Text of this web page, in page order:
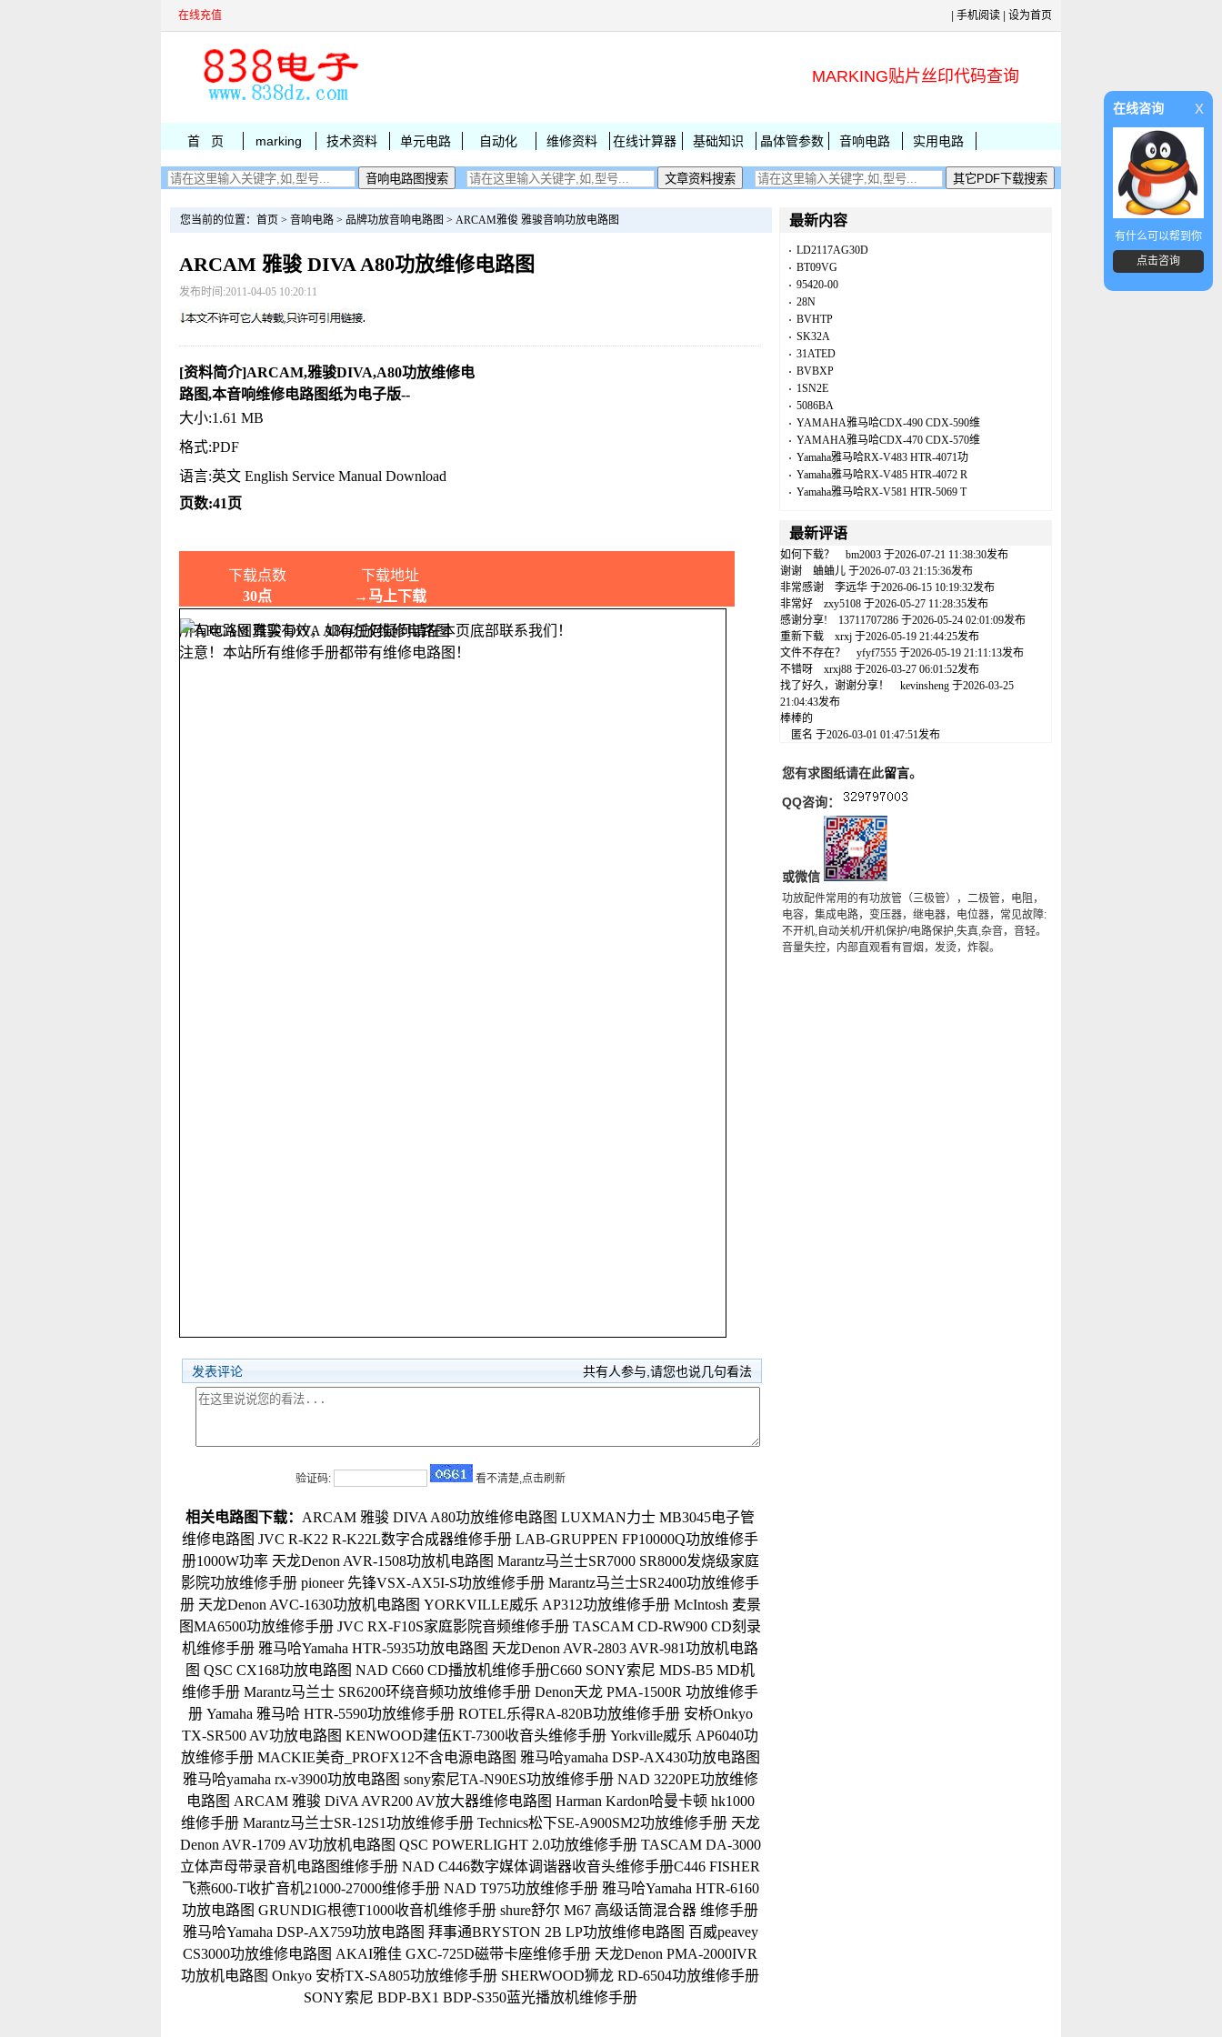
在线充值 手机阅读 设为首页
MARKING贴片丝印代码查询
首 页 marking 技术资料 单元电路 自动化 维修资料 在线计算器 基础知识 晶体管参数 音响电路 实用电路
您当前的位置： 首页 > 音响电路 > 品牌功放音响电路图 > ARCAM雅俊 雅骏音响功放电路图
ARCAM 雅骏 DIVA A80功放维修电路图
发布时间:2011-04-05 10:20:11
[资料简介]ARCAM,雅骏DIVA,A80功放维修电
路图,本音响维修电路图纸为电子版--
大小:1.61 MB
格式:PDF
语言:英文 English Service Manual Download
页数:41页
下载点数
下载地址
30点
→马上下载
所有电路图真实有效，如有任何疑问请在本页底部联系我们！
注意！本站所有维修手册都带有维修电路图！
发表评论 共有人参与,请您也说几句看法
验证码: 看不清楚,点击刷新
相关电路图下载： ARCAM 雅骏 DIVA A80功放维修电路图 LUXMAN力士 MB3045电子管
维修电路图 JVC R-K22 R-K22L数字合成器维修手册 LAB-GRUPPEN FP10000Q功放维修手
册1000W功率 天龙Denon AVR-1508功放机电路图 Marantz马兰士SR7000 SR8000发烧级家庭
影院功放维修手册 pioneer 先锋VSX-AX5I-S功放维修手册 Marantz马兰士SR2400功放维修手
册 天龙Denon AVC-1630功放机电路图 YORKVILLE威乐 AP312功放维修手册 McIntosh 麦景
图MA6500功放维修手册 JVC RX-F10S家庭影院音频维修手册 TASCAM CD-RW900 CD刻录
机维修手册 雅马哈Yamaha HTR-5935功放电路图 天龙Denon AVR-2803 AVR-981功放机电路
图 QSC CX168功放电路图 NAD C660 CD播放机维修手册C660 SONY索尼 MDS-B5 MD机
维修手册 Marantz马兰士 SR6200环绕音频功放维修手册 Denon天龙 PMA-1500R 功放维修手
册 Yamaha 雅马哈 HTR-5590功放维修手册 ROTEL乐得RA-820B功放维修手册 安桥Onkyo
TX-SR500 AV功放电路图 KENWOOD建伍KT-7300收音头维修手册 Yorkville威乐 AP6040功
放维修手册 MACKIE美奇_PROFX12不含电源电路图 雅马哈yamaha DSP-AX430功放电路图
雅马哈yamaha rx-v3900功放电路图 sony索尼TA-N90ES功放维修手册 NAD 3220PE功放维修
电路图 ARCAM 雅骏 DiVA AVR200 AV放大器维修电路图 Harman Kardon哈曼卡顿 hk1000
维修手册 Marantz马兰士SR-12S1功放维修手册 Technics松下SE-A900SM2功放维修手册 天龙
Denon AVR-1709 AV功放机电路图 QSC POWERLIGHT 2.0功放维修手册 TASCAM DA-3000
立体声母带录音机电路图维修手册 NAD C446数字媒体调谐器收音头维修手册C446 FISHER
飞燕600-T收扩音机21000-27000维修手册 NAD T975功放维修手册 雅马哈Yamaha HTR-6160
功放电路图 GRUNDIG根德T1000收音机维修手册 shure舒尔 M67 高级话筒混合器 维修手册
雅马哈Yamaha DSP-AX759功放电路图 拜事通BRYSTON 2B LP功放维修电路图 百威peavey
CS3000功放维修电路图 AKAI雅佳 GXC-725D磁带卡座维修手册 天龙Denon PMA-2000IVR
功放机电路图 Onkyo 安桥TX-SA805功放维修手册 SHERWOOD狮龙 RD-6504功放维修手册
SONY索尼 BDP-BX1 BDP-S350蓝光播放机维修手册
最新内容
LD2117AG30D
BT09VG
95420-00
28N
BVHTP
SK32A
31ATED
BVBXP
1SN2E
5086BA
YAMAHA雅马哈CDX-490 CDX-590维
YAMAHA雅马哈CDX-470 CDX-570维
Yamaha雅马哈RX-V483 HTR-4071功
Yamaha雅马哈RX-V485 HTR-4072 R
Yamaha雅马哈RX-V581 HTR-5069 T
最新评语
如何下载？ bm2003 于2026-07-21 11:38:30发布
谢谢
蛐蛐儿 于2026-07-03 21:15:36发布
非常感谢
李远华 于2026-06-15 10:19:32发布
非常好
zxy5108 于2026-05-27 11:28:35发布
感谢分享!
13711707286 于2026-05-24 02:01:09发布
重新下载
xrxj 于2026-05-19 21:44:25发布
文件不存在？
yfyf7555 于2026-05-19 21:11:13发布
不错呀
xrxj88 于2026-03-27 06:01:52发布
找了好久，谢谢分享！
kevinsheng 于2026-03-25
21:04:43发布
棒棒的
匿名 于2026-03-01 01:47:51发布
您有求图纸请在此留言。
QQ咨询：
或微信
功放配件常用的有功放管（三极管），二极管，电阻，
电容，集成电路，变压器，继电器，电位器，常见故障:
不开机,自动关机/开机保护/电路保护,失真,杂音，音轻。
音量失控，内部直观看有冒烟，发烫，炸裂。
在线咨询 x
有什么可以帮到你
点击咨询